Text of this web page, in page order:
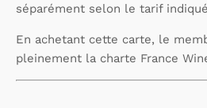
séparément selon le tarif
En achetant cette carte, le
pleinement la charte France